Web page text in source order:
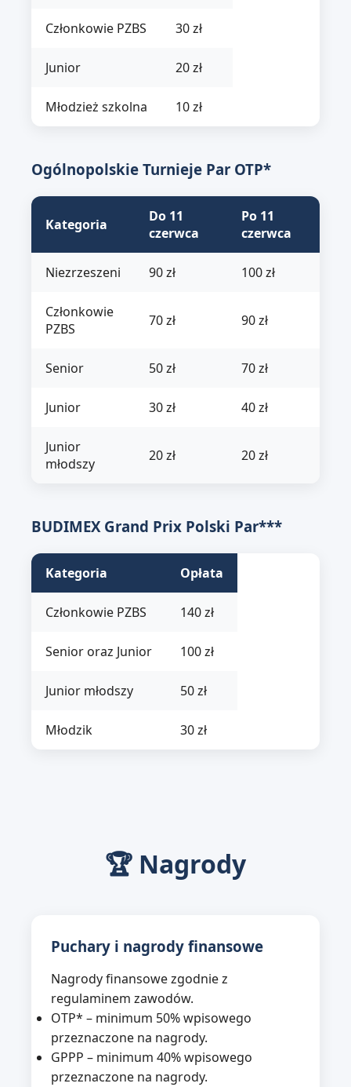
Członkowie PZBS 30 zł
Junior 20 zł
Młodzież szkolna 10 zł
Ogólnopolskie Turnieje Par OTP*
Kategoria
Do 11
czerwca
Po 11
czerwca
Niezrzeszeni 90 zł 100 zł
Członkowie
PZBS
70 zł 90 zł
Senior 50 zł 70 zł
Junior 30 zł 40 zł
Junior
młodszy
20 zł 20 zł
BUDIMEX Grand Prix Polski Par***
Kategoria Opłata
Członkowie PZBS 140 zł
Senior oraz Junior 100 zł
Junior młodszy 50 zł
Młodzik 30 zł
🏆 Nagrody
Puchary i nagrody finansowe
Nagrody finansowe zgodnie z
regulaminem zawodów.
OTP* – minimum 50% wpisowego
przeznaczone na nagrody.
GPPP – minimum 40% wpisowego
przeznaczone na nagrody.